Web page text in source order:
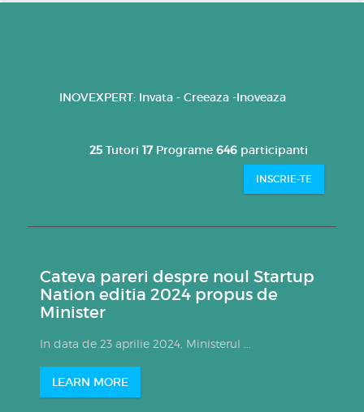
INOVEXPERT: Invata - Creeaza -Inoveaza
25 Tutori17 Programe646 participanti
INSCRIE-TE
Cateva pareri despre noul Startup
Nation editia 2024 propus de
Minister
In data de 23 aprilie 2024, Ministerul ...
LEARN MORE